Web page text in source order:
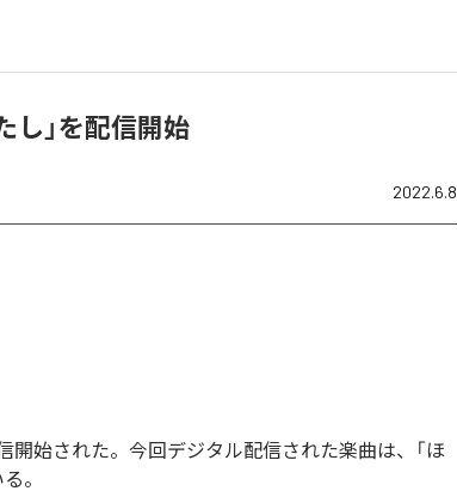
し」を配信開始
2022.6.8
開始された。今回デジタル配信された楽曲は、「ほ
。